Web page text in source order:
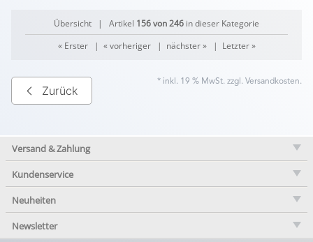
Übersicht | Artikel 156 von 246 in dieser Kategorie
« Erster| « vorheriger| nächster »| Letzter »
Zurück
* inkl. 19 % MwSt. zzgl. Versandkosten.
Versand & Zahlung
Kundenservice
Neuheiten
Newsletter